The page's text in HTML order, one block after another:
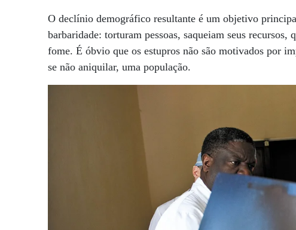
O declínio demográfico resultante é um objetivo
barbaridade: torturam pessoas, saqueiam seus recursos,
fome. É óbvio que os estupros não são motivados por
se não aniquilar, uma população.